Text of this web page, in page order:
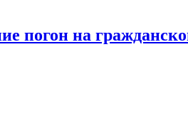
погон на